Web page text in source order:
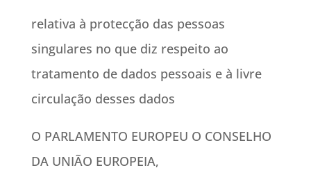
relativa à protecção das pessoas
singulares no que diz respeito ao
tratamento de dados pessoais e à livre
circulação desses dados
O PARLAMENTO EUROPEU O CONSELHO
DA UNIÃO EUROPEIA,